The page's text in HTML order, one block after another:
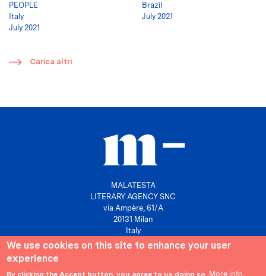
PEOPLE
Italy
July 2021
Brazil
July 2021
​ Carica altri
MALATESTA
LITERARY AGENCY SNC
via Ampère, 61/A
20131 Milan
Italy
P. IVA 10158630961
We use cookies on this site to enhance your user
experience
More info